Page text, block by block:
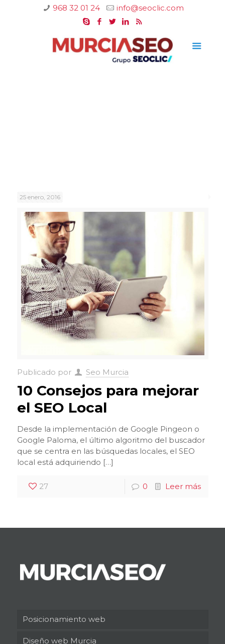
968 32 01 24 info@seoclic.com
25 enero, 2016
Publicado por Seo Murcia
10 Consejos para mejorar
el SEO Local
Desde la implementación de Google Pingeon o
Google Paloma, el último algoritmo del buscador
que se centra en las búsquedas locales, el SEO
local está adquiriendo […]
27 0 Leer más
Posicionamiento web
Diseño web Murcia